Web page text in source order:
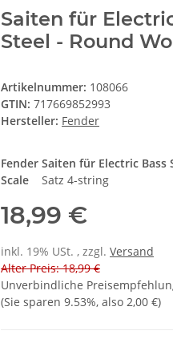
Saiten für
Steel - Round
Artikelnummer: 108066
GTIN: 717669852993
Hersteller: Fender
Fender Saiten für Electric Bass
Scale
Satz 4-string
18,99 €
inkl. 19% USt. , zzgl. Versand
Alter Preis: 18,99 €
Unverbindliche
(Sie sparen 9.53%, also 2,00 €)